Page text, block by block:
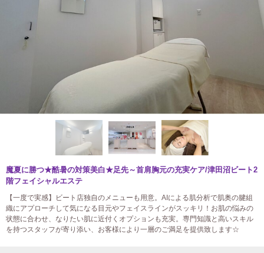
魔夏に勝つ★酷暑の対策美白★足先～首肩胸元の充実ケア/津田沼ビート2
階フェイシャルエステ
【一度で実感】ビート店独自のメニューも用意。AIによる肌分析で肌奥の腱組
織にアプローチして気になる目元やフェイスラインがスッキリ！お肌の悩みの
状態に合わせ、なりたい肌に近付くオプションも充実。専門知識と高いスキル
を持つスタッフが寄り添い、お客様により一層のご満足を提供致します☆